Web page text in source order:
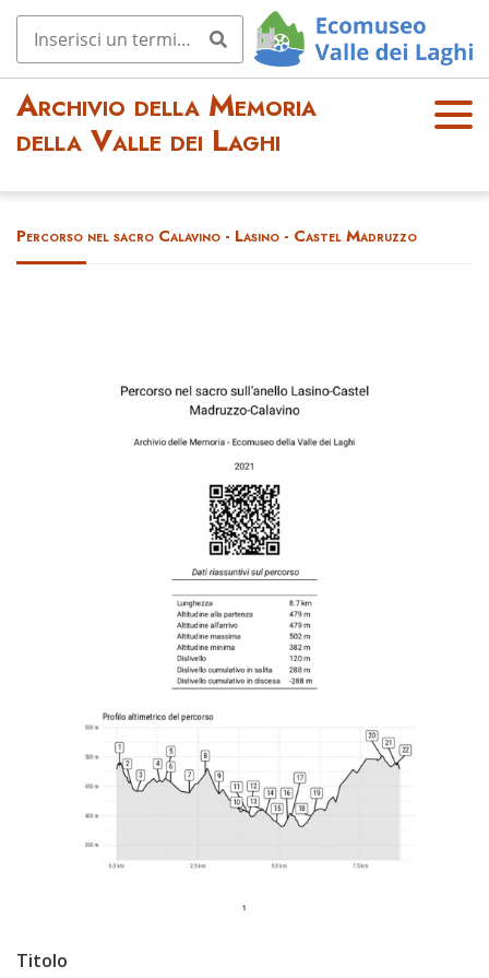
Archivio della Memoria
della Valle dei Laghi
OPE
Percorso nel sacro Calavino - Lasino - Castel Madruzzo
Titolo